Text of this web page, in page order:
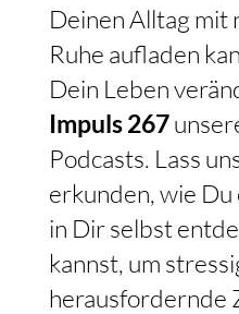
Deinen Alltag mit
Ruhe aufladen
Dein Leben
Impuls 267
Podcasts. Lass
erkunden, wie Du
in Dir selbst
kannst, um
herausfordernde